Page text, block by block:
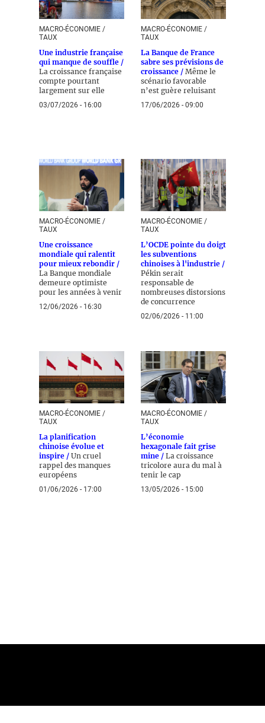
MACRO-ÉCONOMIE /
TAUX
Une industrie française
qui manque de souffle /
La croissance française
compte pourtant
largement sur elle
03/07/2026 - 16:00
MACRO-ÉCONOMIE /
TAUX
La Banque de France
sabre ses prévisions de
croissance / Même le
scénario favorable
n’est guère reluisant
17/06/2026 - 09:00
MACRO-ÉCONOMIE /
TAUX
Une croissance
mondiale qui ralentit
pour mieux rebondir /
La Banque mondiale
demeure optimiste
pour les années à venir
12/06/2026 - 16:30
MACRO-ÉCONOMIE /
TAUX
L’OCDE pointe du doigt
les subventions
chinoises à l'industrie /
Pékin serait
responsable de
nombreuses distorsions
de concurrence
02/06/2026 - 11:00
MACRO-ÉCONOMIE /
TAUX
La planification
chinoise évolue et
inspire / Un cruel
rappel des manques
européens
01/06/2026 - 17:00
MACRO-ÉCONOMIE /
TAUX
L’économie
hexagonale fait grise
mine / La croissance
tricolore aura du mal à
tenir le cap
13/05/2026 - 15:00